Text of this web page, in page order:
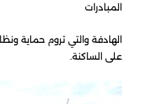
المبادرات
الهادفة والتي تروم حماية
على الساكنة.